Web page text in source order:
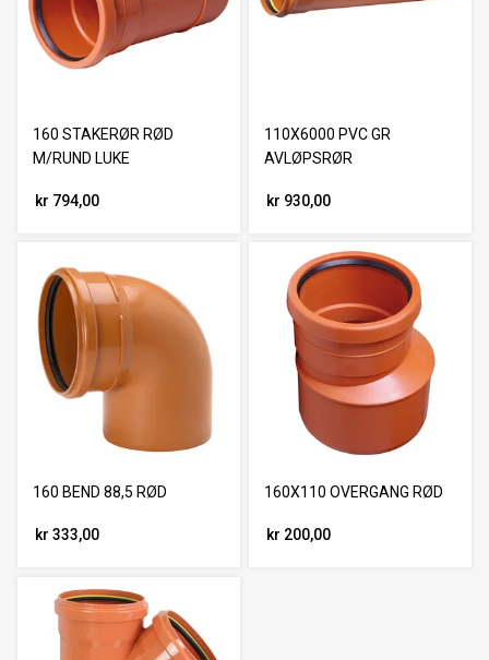
160 STAKERØR RØD
M/RUND LUKE
kr 794,00
110X6000 PVC GR
AVLØPSRØR
kr 930,00
160 BEND 88,5 RØD
kr 333,00
160X110 OVERGANG RØD
kr 200,00